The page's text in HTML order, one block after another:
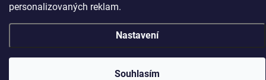
personalizovaných reklam.
Nastavení
Souhlasím